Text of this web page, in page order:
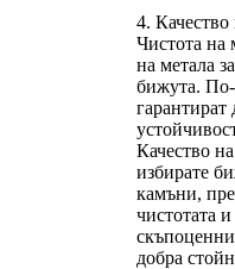
Качество
Чистота на
на метала
бижута. По-
гарантират
Качество
избирате
камъни,
чистотата
добра